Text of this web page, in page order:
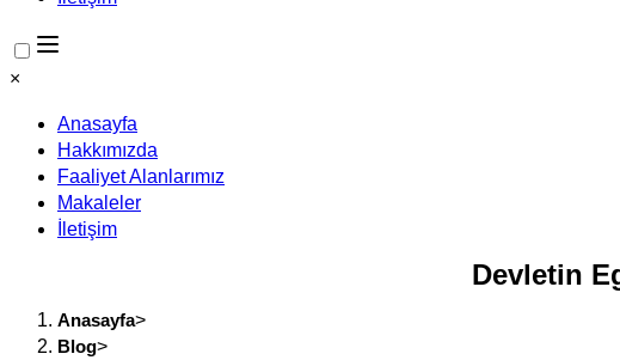
×
Anasayfa
Hakkımızda
Faaliyet Alanlarımız
Makaleler
İletişim
Devletin
Anasayfa>
Blog>